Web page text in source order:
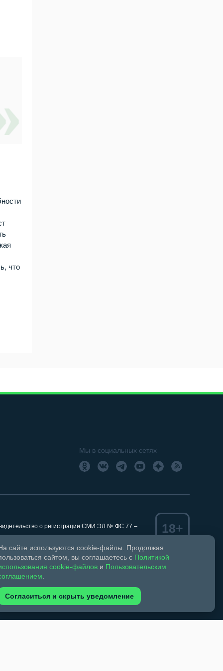
что
Мы в социальных сетях
о регистрации СМИ ЭЛ № ФС 77 –
праве и смежных правах.
Запрещается перепечатка более 30%
при указании автора фото и ссылки на
18+
сайте используются cookie-файлы. Продолжая
сайтом, вы соглашаетесь с Политикой
cookie-файлов и Пользовательским
Согласиться и скрыть уведомление